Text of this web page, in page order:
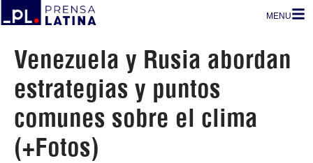
MENU
Venezuela y Rusia abordan
estrategias y puntos
comunes sobre el clima
(+Fotos)